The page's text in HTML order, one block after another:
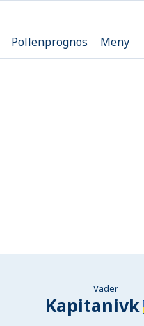
Pollenprognos Meny
Väder
Kapitanivk